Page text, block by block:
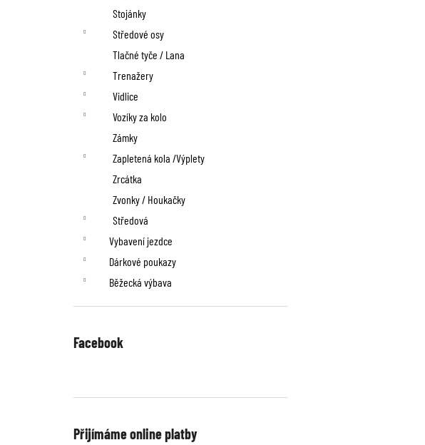
Stojánky
Středové osy
Tlačné tyče / Lana
Trenažery
Vidlice
Vozíky za kolo
Zámky
Zapletená kola /Výplety
Zrcátka
Zvonky / Houkačky
Středová
Vybavení jezdce
Dárkové poukazy
Běžecká výbava
Facebook
Přijímáme online platby